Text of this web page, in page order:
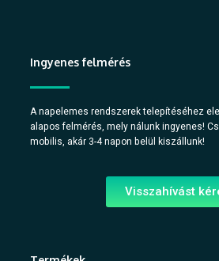
Ingyenes felmérés
A napelemes rendszerek telepítéséhez
alapos felmérés, mely nálunk ingyenes!
mobilis, akár 3-4 napon belül kiszállunk!
Visszahívást